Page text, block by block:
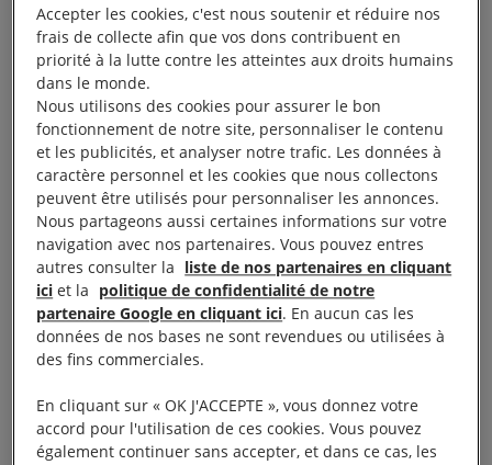
de contrôle préalable indépendant du pouvoir
exécutif continue de faire peser un risque pour nos
droits humains.
En mai 2021, le Conseil constitutionnel avait déjà
interdit l’utilisation des drones dansla loi «Sécurité
globale»car il n’y avait pas de garanties suffisantes
sur le respect de la vie privée.
Cependant,les drones ont fait leur retour en
Francedans un nouveau projet de loi intitulé «
Responsabilité pénale et sécurité intérieure ». Le 20
décembre, le Conseil constitutionnel a été saisi par
des députés pour demander l’examen de l’article 8
sur les drones. Il a un mois pour donner sa réponse.
Accepter les cookies, c'est nous soutenir et réduire nos
frais de collecte afin que vos dons contribuent en
priorité à la lutte contre les atteintes aux droits humains
dans le monde.
Nous utilisons des cookies pour assurer le bon
fonctionnement de notre site, personnaliser le contenu
et les publicités, et analyser notre trafic. Les données à
caractère personnel et les cookies que nous collectons
peuvent être utilisés pour personnaliser les annonces.
Nous partageons aussi certaines informations sur votre
navigation avec nos partenaires. Vous pouvez entres
autres consulter la liste de nos partenaires en cliquant
ici et la politique de confidentialité de notre
partenaire Google en cliquant ici. En aucun cas les
données de nos bases ne sont revendues ou utilisées à
des fins commerciales.
En cliquant sur « OK J'ACCEPTE », vous donnez votre
accord pour l'utilisation de ces cookies. Vous pouvez
également continuer sans accepter, et dans ce cas, les